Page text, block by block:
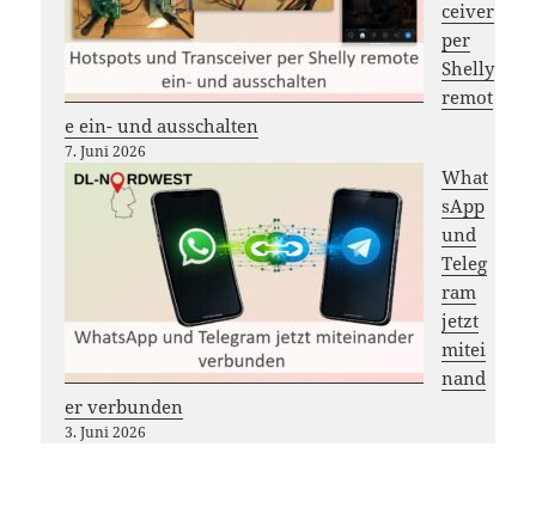
ceiver
per
Shelly
remot
e ein- und ausschalten
7. Juni 2026
What
sApp
und
Teleg
ram
jetzt
mitei
nand
er verbunden
3. Juni 2026